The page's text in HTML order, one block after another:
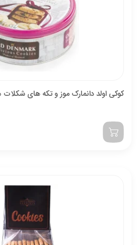
کوکی اولد دانمارک موز و تکه های شکلات 150 گرمی